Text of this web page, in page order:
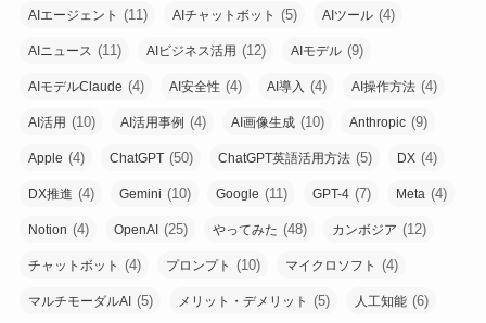
AIエージェント (11) AIチャットボット (5) AIツール (4)
AIニュース (11) AIビジネス活用 (12) AIモデル (9)
AIモデルClaude (4) AI安全性 (4) AI導入 (4) AI操作方法 (4)
AI活用 (10) AI活用事例 (4) AI画像生成 (10) Anthropic (9)
Apple (4) ChatGPT (50) ChatGPT英語活用方法 (5) DX (4)
DX推進 (4) Gemini (10) Google (11) GPT-4 (7) Meta (4)
Notion (4) OpenAI (25) やってみた (48) カンボジア (12)
チャットボット (4) プロンプト (10) マイクロソフト (4)
マルチモーダルAI (5) メリット・デメリット (5) 人工知能 (6)